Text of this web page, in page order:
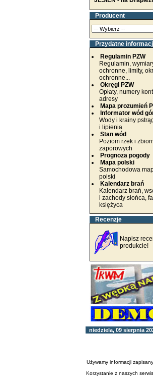
Producent
Przydatne
Regulamin PZW
Regulamin,
ochronne, limity,
ochronne...
Okręgi PZW
Opłaty, numery kont
adresy
Mapa prozumień
Informator wód
Wody i krainy
i lipienia
Stan wód
Poziom rzek i
zaporowych
Prognoza pogody
Mapa polski
Samochodowa
polski
Kalendarz brań
Kalendarz brań,
i zachody słońca,
księżyca
Recenzje
Napisz
produkcie!
niedziela, 09 sierpnia
Używamy informacji
Korzystanie z naszych